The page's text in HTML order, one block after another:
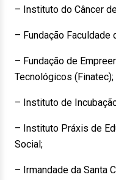
– Instituto do Câncer
– Fundação Faculdade
– Fundação de
Tecnológicos (Finatec);
– Instituto de
– Instituto Práxis de
Social;
– Irmandade da Santa